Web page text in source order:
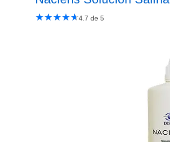
★★★★★
☆☆☆☆☆4.7 de 5